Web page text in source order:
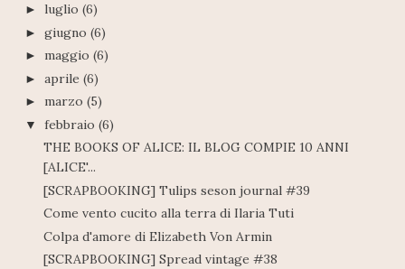
► luglio (6)
► giugno (6)
► maggio (6)
► aprile (6)
► marzo (5)
▼ febbraio (6)
THE BOOKS OF ALICE: IL BLOG COMPIE 10 ANNI
[ALICE'...
[SCRAPBOOKING] Tulips seson journal #39
Come vento cucito alla terra di Ilaria Tuti
Colpa d'amore di Elizabeth Von Armin
[SCRAPBOOKING] Spread vintage #38